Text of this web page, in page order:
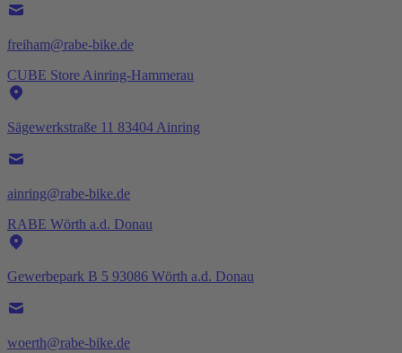
freiham@rabe-bike.de
CUBE Store Ainring-Hammerau
Sägewerkstraße 11 83404 Ainring
ainring@rabe-bike.de
RABE Wörth a.d. Donau
Gewerbepark B 5 93086 Wörth a.d. Donau
woerth@rabe-bike.de